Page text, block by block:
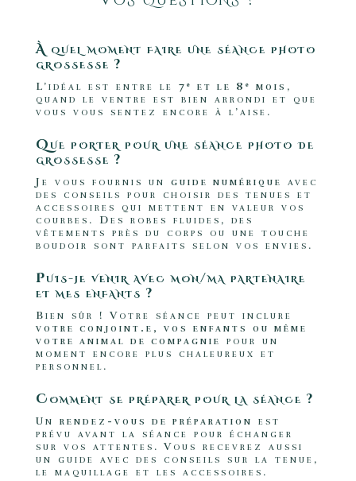
À quel moment faire une séance photo
grossesse ?
L’idéal est entre le 7ᵉ et le 8ᵉ mois ,
quand le ventre est bien arrondi et que
vous vous sentez encore à l’aise.
Que porter pour une séance photo de
grossesse ?
Je vous fournis un guide numérique avec
des conseils pour choisir des tenues et
accessoires qui mettent en valeur vos
courbes. Des robes fluides, des
vêtements près du corps ou une touche
boudoir sont parfaits selon vos envies.
Puis-je venir avec mon/ma partenaire
et mes enfants ?
Bien sûr ! Votre séance peut inclure
votre conjoint.e, vos enfants ou même
votre animal de compagnie pour un
moment encore plus chaleureux et
personnel.
Comment se préparer pour la séance ?
Un rendez-vous de préparation est
prévu avant la séance pour échanger
sur vos attentes. Vous recevrez aussi
un guide avec des conseils sur la tenue,
le maquillage et les accessoires.